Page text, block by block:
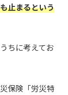
止まるという
ちに考えてお
保険「労災特